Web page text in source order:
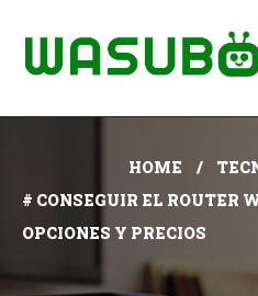
HOME
# CONSEGUIR EL ROUTER
OPCIONES Y PRECIOS